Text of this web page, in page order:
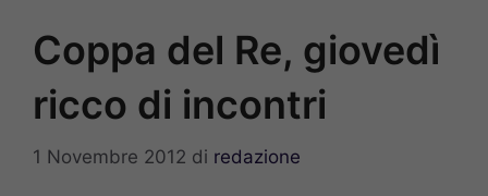
Coppa del Re, giovedì
ricco di incontri
1 Novembre 2012 di redazione